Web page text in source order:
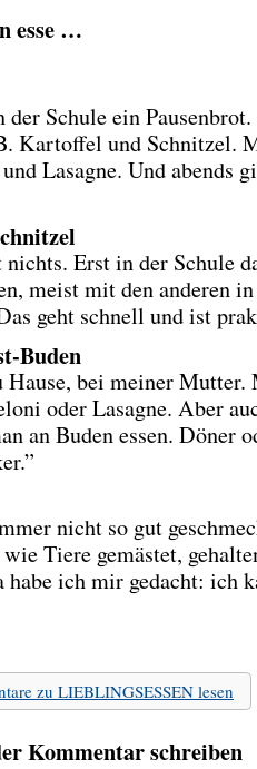
esse …
der Schule ein
Kartoffel und Schnitzel.
Lasagne. Und abends
Erst in der Schule
meist mit den anderen
geht schnell und ist
Buden
Hause, bei meiner Mutter.
oder Lasagne. Aber
an Buden essen. Döner
nicht so gut
Tiere gemästet,
ich mir gedacht: ich
zu LIEBLINGSESSEN lesen
Kommentar schreiben